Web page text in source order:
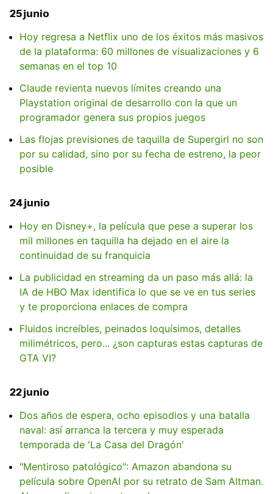
25 junio
Hoy regresa a Netflix uno de los éxitos más masivos
de la plataforma: 60 millones de visualizaciones y 6
semanas en el top 10
Claude revienta nuevos límites creando una
Playstation original de desarrollo con la que un
programador genera sus propios juegos
Las flojas previsiones de taquilla de Supergirl no son
por su calidad, sino por su fecha de estreno, la peor
posible
24 junio
Hoy en Disney+, la película que pese a superar los
mil millones en taquilla ha dejado en el aire la
continuidad de su franquicia
La publicidad en streaming da un paso más allá: la
IA de HBO Max identifica lo que se ve en tus series
y te proporciona enlaces de compra
Fluidos increíbles, peinados loquísimos, detalles
milimétricos, pero... ¿son capturas estas capturas de
GTA VI?
22 junio
Dos años de espera, ocho episodios y una batalla
naval: así arranca la tercera y muy esperada
temporada de 'La Casa del Dragón'
"Mentiroso patológico": Amazon abandona su
película sobre OpenAI por su retrato de Sam Altman.